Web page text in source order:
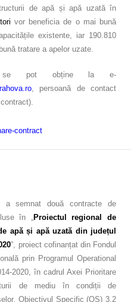
de apă și apă uzată în
vor beneficia de o mai bună
existente, iar 190.810
tratare a apelor uzate.
se pot obține la e-
, persoană de contact
contract
a semnat două contracte de
în „ Proiectul regional de
apă și apă uzată din județul
”, proiect cofinanțat din Fondul
prin Programul Operational
2020, în cadrul Axei Prioritare
de mediu în condiții de
Obiectivul Specific (OS) 3.2